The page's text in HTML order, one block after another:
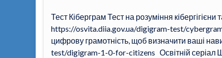
Тест Кіберграм Тест на розуміння
https://osvita.diia.gov.ua/digigram-test/
цифрову грамотність, щоб визначити ваші
test/digigram-1-0-for-citizens Освітній серіал